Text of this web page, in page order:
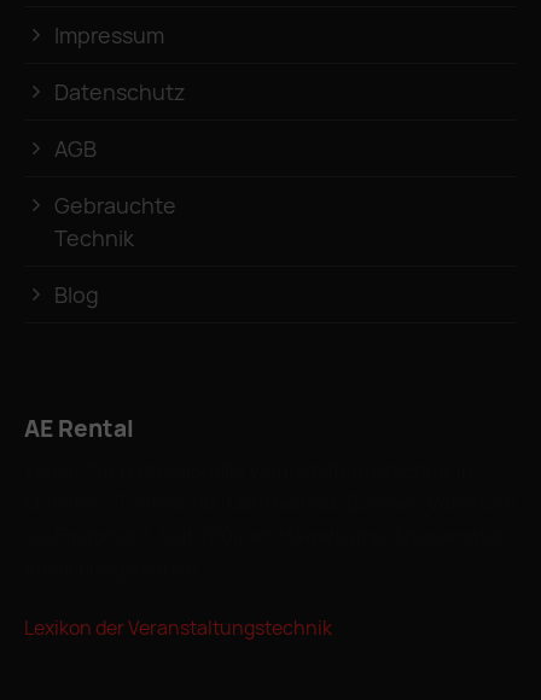
Impressum
Datenschutz
AGB
Gebrauchte
Technik
Blog
AE Rental
Lexikon der Veranstaltungstechnik